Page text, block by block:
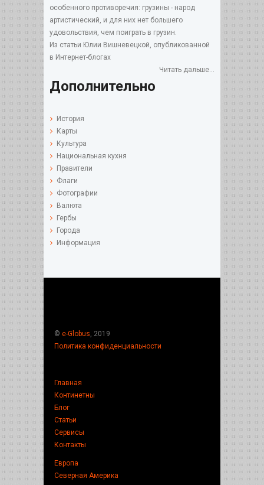
особенного противоречия: грузины - народ
артистический, и для них нет большего
удовольствия, чем поиграть в грузин.
Из статьи Юлии Вишневецкой, опубликованной
в Интернет-блогах
Читать дальше...
Дополнительно
История
Карты
Культура
Национальная кухня
Правители
Флаги
Фотографии
Валюта
Гербы
Города
Информация
© e-Globus , 2019
Политика конфиденциальности
Главная
Континетны
Блог
Статьи
Сервисы
Контакты
Европа
Северная Америка